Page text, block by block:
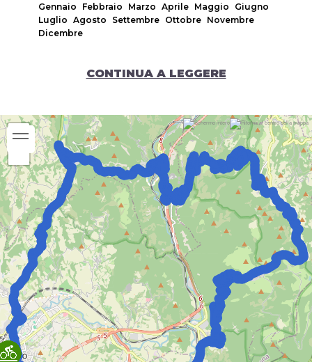
Gennaio
Febbraio Marzo Aprile Maggio
Giugno
Luglio Agosto Settembre Ottobre Novembre
Dicembre
CONTINUA A LEGGERE